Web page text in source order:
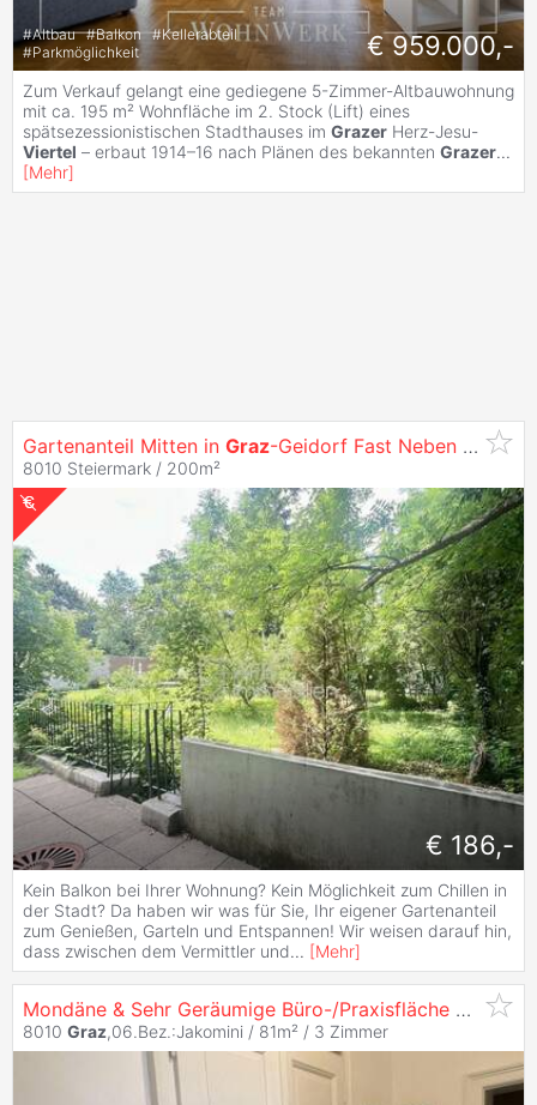
#Altbau #Balkon #Kellerabteil
#Parkmöglichkeit € 959.000,-
Zum Verkauf gelangt eine gediegene 5-Zimmer-Altbauwohnung
mit ca. 195 m² Wohnfläche im 2. Stock (Lift) eines
spätsezessionistischen Stadthauses im Grazer Herz-Jesu-
Viertel – erbaut 1914–16 nach Plänen des bekannten Grazer...
[Mehr]
Gartenanteil Mitten in Graz-Geidorf Fast Neben der Kf
8010 Steiermark / 200m²
€ 186,-
Kein Balkon bei Ihrer Wohnung? Kein Möglichkeit zum Chillen in
der Stadt? Da haben wir was für Sie, Ihr eigener Gartenanteil
zum Genießen, Garteln und Entspannen! Wir weisen darauf hin,
dass zwischen dem Vermittler und... [Mehr]
Mondäne & Sehr Geräumige Büro-/Praxisfläche Neben Neuer Technik
8010 Graz,06.Bez.:Jakomini / 81m² / 3 Zimmer